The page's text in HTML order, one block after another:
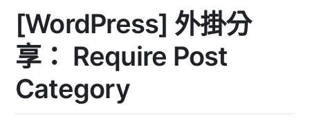
[WordPress] 外掛分
享： Require Post
Category